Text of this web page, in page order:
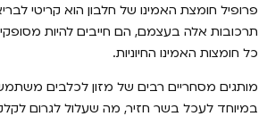
פרופיל חומצת האמינו של חלבון הוא קריטי
תרכובות אלה בעצמם, הם חייבים להיות
כל חומצות האמינו החיוניות.
מותגים מסחריים רבים של מזון לכלבים
במיוחד לעכל בשר חזיר, מה שעלול לגרום